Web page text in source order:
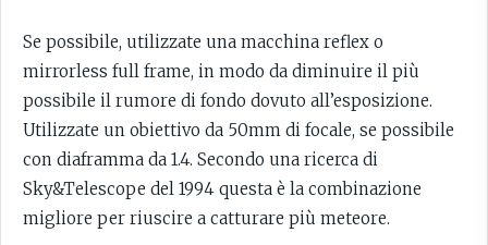
Se possibile, utilizzate una macchina reflex o
mirrorless full frame, in modo da diminuire il più
possibile il rumore di fondo dovuto all’esposizione.
Utilizzate un obiettivo da 50mm di focale, se possibile
con diaframma da 1.4. Secondo una ricerca di
Sky&Telescope del 1994 questa è la combinazione
migliore per riuscire a catturare più meteore.